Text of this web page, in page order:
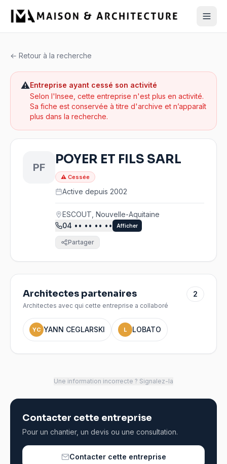
← Retour à la recherche
⚠️Entreprise ayant cessé son activité
Selon l'Insee, cette entreprise n'est plus en activité.
Sa fiche est conservée à titre d'archive et n’apparaît
plus dans la recherche.
PF
POYER ET FILS SARL
⚠ Cessée
Active depuis 2002
ESCOUT, Nouvelle-Aquitaine
04 •• •• •• •• Afficher
Partager
Architectes partenaires
Architectes avec qui cette entreprise a collaboré
2
YC YANN CEGLARSKI L LOBATO
Une information incorrecte ? Signalez-la
Contacter cette entreprise
Pour un chantier, un devis ou une consultation.
Contacter cette entreprise